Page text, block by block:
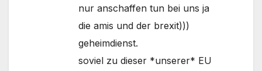
nur anschaffen tun bei uns ja
die amis und der brexit)))
geheimdienst.
soviel zu dieser *unserer* EU